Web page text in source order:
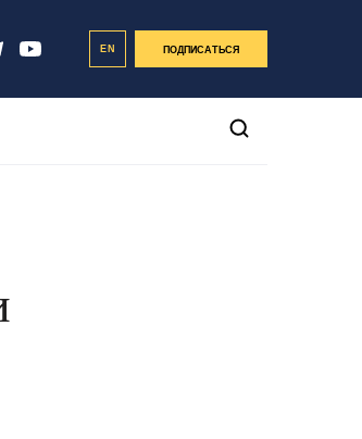
EN ПОДПИСАТЬСЯ